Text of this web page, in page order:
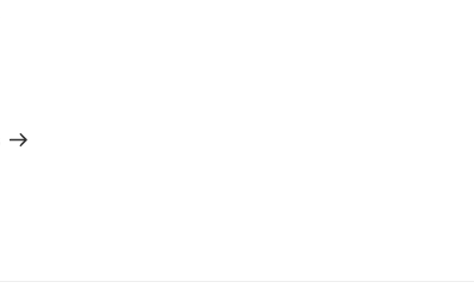
inlägg